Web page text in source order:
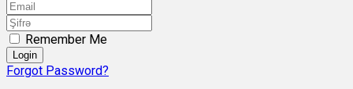
Remember Me
Login
Forgot Password?